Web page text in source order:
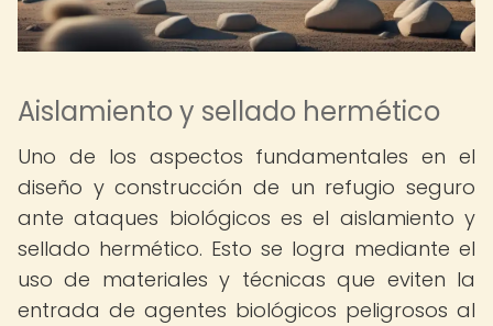
Aislamiento y sellado hermético
Uno de los aspectos fundamentales en el
diseño y construcción de un refugio seguro
ante ataques biológicos es el aislamiento y
sellado hermético. Esto se logra mediante el
uso de materiales y técnicas que eviten la
entrada de agentes biológicos peligrosos al